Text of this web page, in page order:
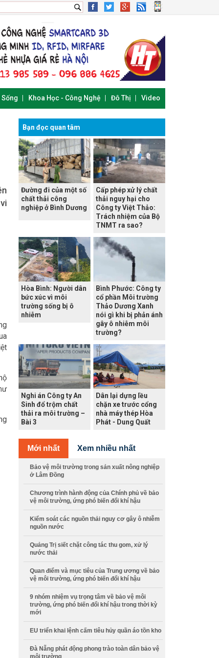
Khoa Học - Công Nghệ Đô Thị Video
Bạn đọc quan tâm
Đường đi của một số
chất thải công
nghiệp ở Bình Dương
Cấp phép xử lý chất
thải nguy hại cho
Công ty Việt Thảo:
Trách nhiệm của Bộ
TNMT ra sao?
Hòa Bình: Người dân
bức xúc vì môi
trường sống bị ô
nhiễm
Bình Phước: Công ty
cổ phần Môi trường
Thảo Dương Xanh
nói gì khi bị phản ánh
gây ô nhiễm môi
trường?
Nghi án Công ty An
Sinh đổ trộm chất
thải ra môi trường –
Bài 3
Dân lại dựng lều
chặn xe trước cổng
nhà máy thép Hòa
Phát - Dung Quất
Mới nhất Xem nhiều nhất
Bảo vệ môi trường trong sản xuất nông nghiệp
ở Lâm Đồng
Chương trình hành động của Chính phủ về bảo
vệ môi trường, ứng phó biến đổi khí hậu
Kiểm soát các nguồn thải nguy cơ gây ô nhiễm
nguồn nước
Quảng Trị siết chặt công tác thu gom, xử lý
nước thải
Quan điểm và mục tiêu của Trung ương về bảo
vệ môi trường, ứng phó biến đổi khí hậu
9 nhóm nhiệm vụ trọng tâm về bảo vệ môi
trường, ứng phó biến đổi khí hậu trong thời kỳ
mới
EU triển khai lệnh cấm tiêu hủy quần áo tồn kho
Đà Nẵng phát động phong trào toàn dân bảo vệ